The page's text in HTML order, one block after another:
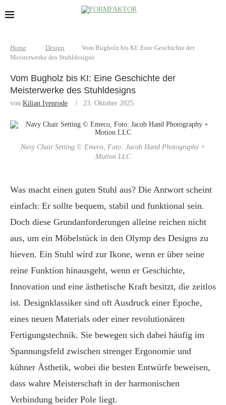
Home Design
Vom Bugholz bis KI: Eine Geschichte der
Meisterwerke des Stuhldesigns
Vom Bugholz bis KI: Eine Geschichte der
Meisterwerke des Stuhldesigns
von Kilian Ivenrode 23. Oktober 2025
Navy Chair Setting © Emeco, Foto: Jacob Hand Photography +
Motion LLC
Was macht einen guten Stuhl aus? Die Antwort scheint
einfach: Er sollte bequem, stabil und funktional sein.
Doch diese Grundanforderungen alleine reichen nicht
aus, um ein Möbelstück in den Olymp des Designs zu
hieven. Ein Stuhl wird zur Ikone, wenn er über seine
reine Funktion hinausgeht, wenn er Geschichte,
Innovation und eine ästhetische Kraft besitzt, die zeitlos
ist. Designklassiker sind oft Ausdruck einer Epoche,
eines neuen Materials oder einer revolutionären
Fertigungstechnik. Sie bewegen sich dabei häufig im
Spannungsfeld zwischen strenger Ergonomie und
kühner Ästhetik, wobei die besten Entwürfe beweisen,
dass wahre Meisterschaft in der harmonischen
Verbindung beider Pole liegt.